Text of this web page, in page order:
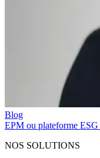
Blog
EPM ou plateforme
NOS SOLUTIONS